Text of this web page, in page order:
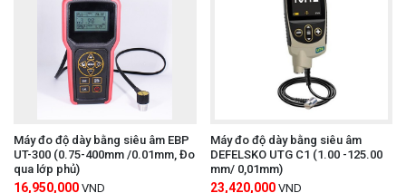
Địa chỉ:Số 15, ngõ 85 Tân Xuân, P. Xuân Đỉnh,
Q. Bắc Từ Liêm, TP. Hà Nội.
VPDG:Số 20D, ngõ 16/28 Đỗ Xuân Hợp, P. Mỹ
Đình 1, Q.Nam Từ Liêm, TP. Hà Nội
Hotline: 0393.968.345 / 0976.082.395
Email:
vantien2307@gmail.com
Máy đo độ dày bằng siêu âm EBP
UT-300 (0.75-400mm /0.01mm, Đo
qua lớp phủ)
16,950,000 VND
Máy đo độ dày bằng siêu âm
DEFELSKO UTG C1 (1.00 -125.00
mm/ 0,01mm)
23,420,000 VND